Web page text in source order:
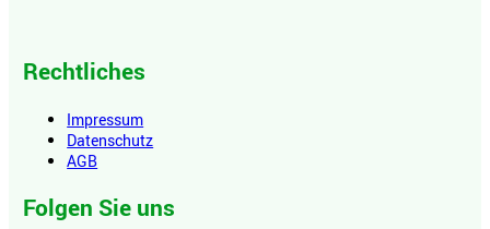
Rechtliches
Impressum
Datenschutz
AGB
Folgen Sie uns